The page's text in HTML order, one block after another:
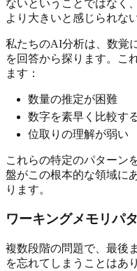
ないということではなく
より大きいと感じられな
私たちのAI分析は、数覚
を回答から探ります。こ
ます：
数量の推定が困難
数字を素早く比較す
位取りの理解が弱い
これらの特定のパターン
盤がこの根本的な領域に
ります。
ワーキングメモリパ
複数段階の問題で、最後
を忘れてしまうことはあ